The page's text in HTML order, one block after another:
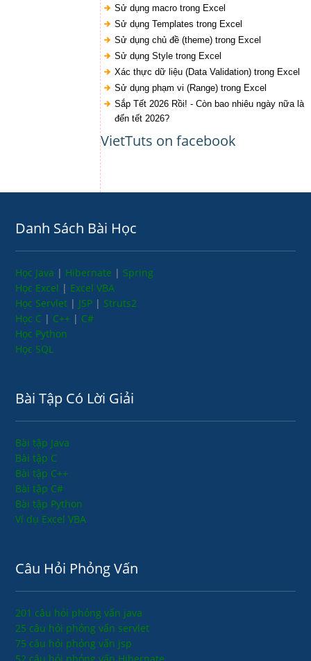
Sử dụng macro trong Excel
Sử dụng Templates trong Excel
Sử dụng chủ đề (theme) trong Excel
Sử dụng Style trong Excel
Xác thực dữ liệu (Data Validation) trong Excel
Sử dụng phạm vi (Range) trong Excel
Sắp Tết 2026 Rồi! - Còn bao nhiêu ngày nữa là
đến tết 2026?
VietTuts on facebook
Danh Sách Bài Học
Học Java | Hibernate | Spring
Học Excel | Excel VBA
Học Servlet | JSP | Struts2
Học C | C++ | C#
Học Python
Học SQL
Bài Tập Có Lời Giải
Bài tập Java
Bài tập C
Bài tập C++
Bài tập C#
Bài tập Python
Ví dụ Excel VBA
Câu Hỏi Phỏng Vấn
201 câu hỏi phỏng vấn java
25 câu hỏi phỏng vấn servlet
75 câu hỏi phỏng vấn jsp